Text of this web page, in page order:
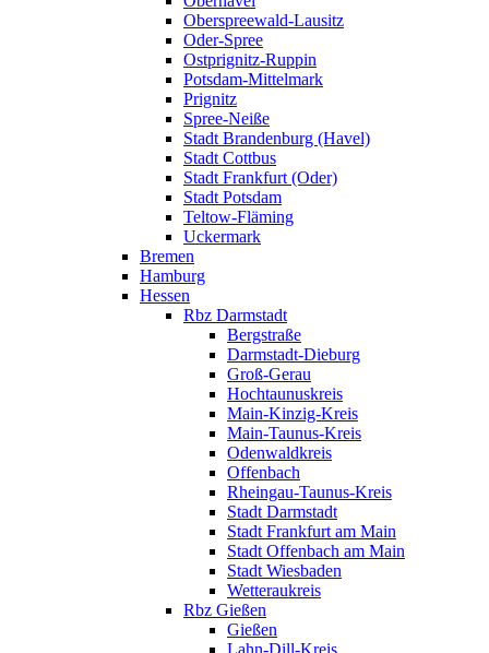
Oberspreewald-Lausitz
Oder-Spree
Ostprignitz-Ruppin
Potsdam-Mittelmark
Prignitz
Spree-Neiße
Stadt Brandenburg (Havel)
Stadt Cottbus
Stadt Frankfurt (Oder)
Stadt Potsdam
Teltow-Fläming
Uckermark
Bremen
Hamburg
Hessen
Rbz Darmstadt
Bergstraße
Darmstadt-Dieburg
Groß-Gerau
Hochtaunuskreis
Main-Kinzig-Kreis
Main-Taunus-Kreis
Odenwaldkreis
Offenbach
Rheingau-Taunus-Kreis
Stadt Darmstadt
Stadt Frankfurt am Main
Stadt Offenbach am Main
Stadt Wiesbaden
Wetteraukreis
Rbz Gießen
Gießen
Lahn-Dill-Kreis